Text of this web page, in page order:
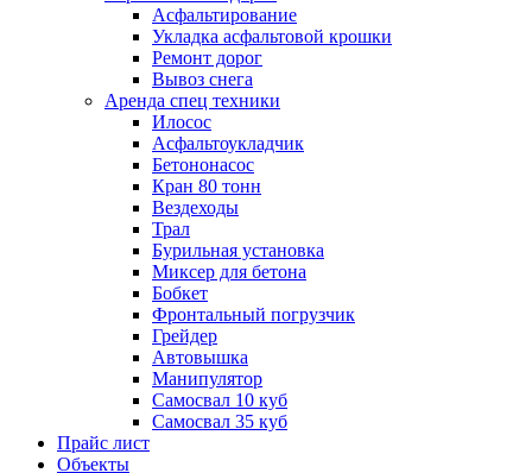
Асфальтирование
Укладка асфальтовой крошки
Ремонт дорог
Вывоз снега
Аренда спец техники
Илосос
Асфальтоукладчик
Бетононасос
Кран 80 тонн
Вездеходы
Трал
Бурильная установка
Миксер для бетона
Бобкет
Фронтальный погрузчик
Грейдер
Автовышка
Манипулятор
Самосвал 10 куб
Самосвал 35 куб
Прайс лист
Объекты